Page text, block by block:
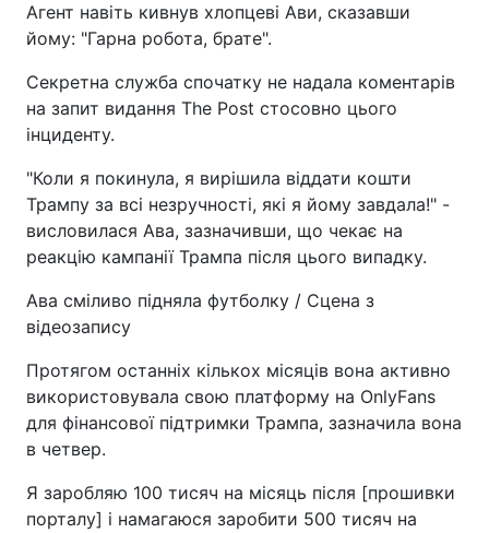
Агент навіть кивнув хлопцеві Ави, сказавши
йому: "Гарна робота, брате".
Секретна служба спочатку не надала коментарів
на запит видання The Post стосовно цього
інциденту.
"Коли я покинула, я вирішила віддати кошти
Трампу за всі незручності, які я йому завдала!" -
висловилася Ава, зазначивши, що чекає на
реакцію кампанії Трампа після цього випадку.
Ава сміливо підняла футболку / Сцена з
відеозапису
Протягом останніх кількох місяців вона активно
використовувала свою платформу на OnlyFans
для фінансової підтримки Трампа, зазначила вона
в четвер.
Я заробляю 100 тисяч на місяць після [прошивки
порталу] і намагаюся заробити 500 тисяч на